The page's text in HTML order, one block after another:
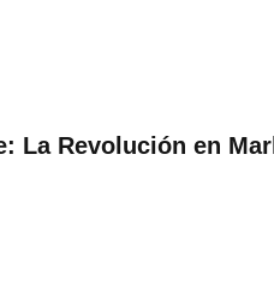
La Revolución en